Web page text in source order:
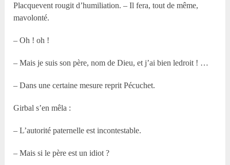
Placquevent rougit d’humiliation. – Il fera, tout de même,
mavolonté.
– Oh ! oh !
– Mais je suis son père, nom de Dieu, et j’ai bien ledroit ! …
– Dans une certaine mesure reprit Pécuchet.
Girbal s’en mêla :
– L’autorité paternelle est incontestable.
– Mais si le père est un idiot ?